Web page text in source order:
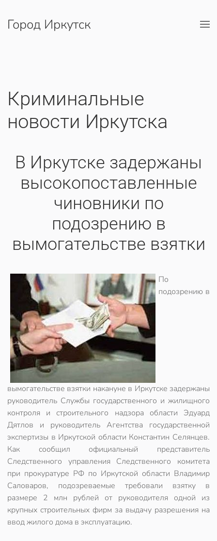
Перейти к содержимому
Город Иркутск
Криминальные
новости Иркутска
В Иркутске задержаны
высокопоставленные
чиновники по
подозрению в
вымогательстве взятки
По
подозрению в
вымогательстве взятки накануне в Иркутске задержаны
руководитель Службы государственного и жилищного
контроля и строительного надзора области Эдуард
Дятлов и руководитель Агентства государственной
экспертизы в Иркутской области Константин Селянцев.
Как сообщил официальный представитель
Следственного управления Следственного комитета
при прокуратуре РФ по Иркутской области Владимир
Саловаров, подозреваемые требовали взятку в
размере 2 млн рублей от руководителя одной из
крупных строительных фирм за выдачу разрешения на
ввод жилого дома в эксплуатацию.